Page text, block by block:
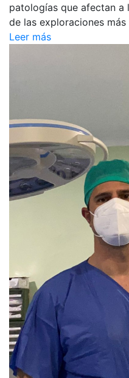
patologías que afectan a
de las exploraciones más
Leer más